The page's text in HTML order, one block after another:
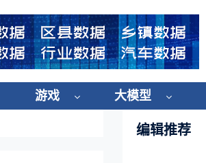
游戏 大模型
编辑推荐